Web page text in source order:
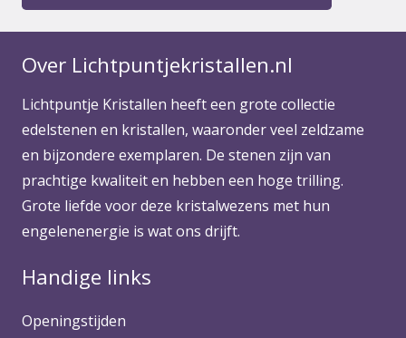
Over Lichtpuntjekristallen.nl
Lichtpuntje Kristallen heeft een grote collectie
edelstenen en kristallen, waaronder veel zeldzame
en bijzondere exemplaren. De stenen zijn van
prachtige kwaliteit en hebben een hoge trilling.
Grote liefde voor deze kristalwezens met hun
engelenenergie is wat ons drijft.
Handige links
Openingstijden